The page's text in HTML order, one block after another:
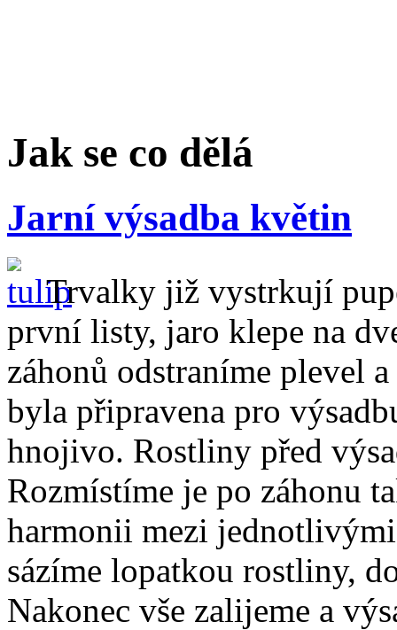
Jak se co dělá
Jarní výsadba květin
Trvalky již vystrkují
první listy, jaro klepe na
záhonů odstraníme plevel
byla připravena pro
hnojivo. Rostliny před
Rozmístíme je po záhonu
harmonii mezi
sázíme lopatkou rostliny,
Nakonec vše zalijeme a